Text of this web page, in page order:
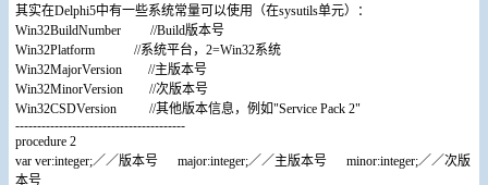
其实在Delphi5中有一些系统常量可以使用（在sysutils单元）：
Win32BuildNumber //Build版本号
Win32Platform //系统平台，2=Win32系统
Win32MajorVersion //主版本号
Win32MinorVersion //次版本号
Win32CSDVersion //其他版本信息，例如"Service Pack 2"
---------------------------------------
procedure 2
var ver:integer;／／版本号 major:integer;／／主版本号 minor:integer;／／次版
本号